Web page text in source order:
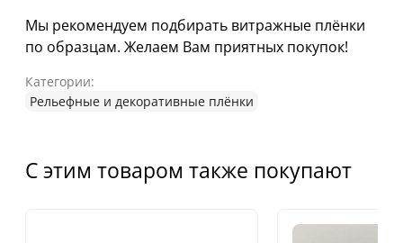
Мы рекомендуем подбирать витражные плёнки
по образцам. Желаем Вам приятных покупок!
Категории:
Рельефные и декоративные плёнки
С этим товаром также покупают